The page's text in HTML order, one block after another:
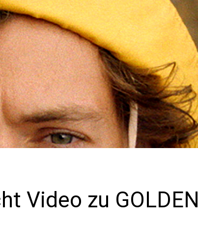
Video zu GOLDEN